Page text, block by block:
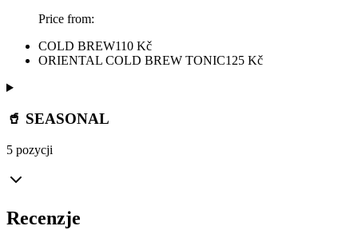
Price from:
COLD BREW110 Kč
ORIENTAL COLD BREW TONIC125 Kč
🥤 SEASONAL
5 pozycji
Recenzje